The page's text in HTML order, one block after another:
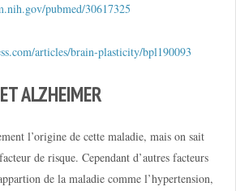
pubmed/30617325
articles/brain-plasticity/bpl190093
ALZHEIMER
l’origine de cette maladie, mais on sait
de risque. Cependant d’autres facteurs
de la maladie comme l’hypertension,